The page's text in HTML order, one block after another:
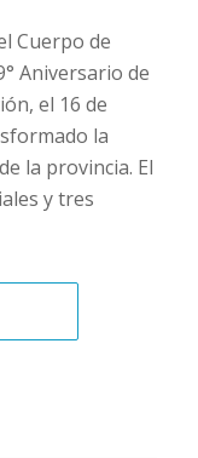
Cuerpo de
Aniversario de
el 16 de
la
la provincia. El
y tres